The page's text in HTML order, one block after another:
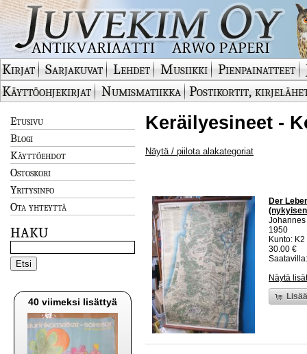
Kirjat Sarjakuvat Lehdet Musiikki Pienpainatteet
Käyttöohjekirjat
Numismatiikka Postikortit,
Etusivu
Blogi
Käyttöehdot
Ostoskori
Yritysinfo
Ota yhteyttä
HAKU
40 viimeksi lisättyä
Keräilyesineet -
Näytä / piilota alakategoriat
Der
1950
Kunto:
30.00 €
Näytä